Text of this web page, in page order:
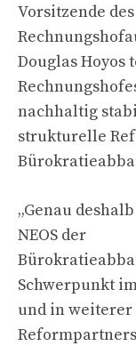
Vorsitzende des
Douglas Hoyos
nachhaltig
strukturelle
„Genau
NEOS der
Schwerpunkt
und in weiterer